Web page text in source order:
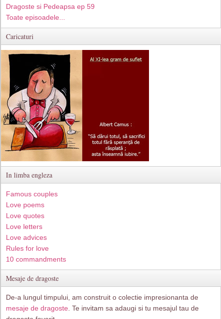
Dragoste si Pedeapsa ep 59
Toate episoadele...
Caricaturi
In limba engleza
Famous couples
Love poems
Love quotes
Love letters
Love advices
Rules for love
10 commandments
Mesaje de dragoste
De-a lungul timpului, am construit o colectie impresionanta de
mesaje de dragoste . Te invitam sa adaugi si tu mesajul tau de